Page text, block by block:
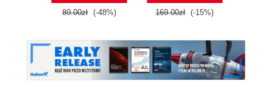
89.00zł (-48%) 169.00zł (-15%)